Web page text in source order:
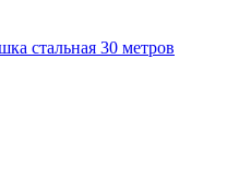
стальная 30 метров